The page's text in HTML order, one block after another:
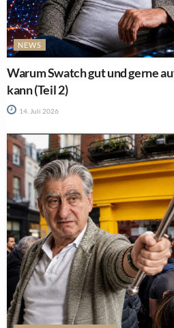
NEWS
Warum Swatch gut und gerne
kann (Teil 2)
14. Juli 2026